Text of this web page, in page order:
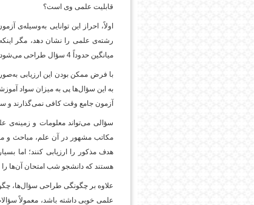
امروز
قابلیت علمی وی است؟
اولاً، احراز این توانایی
رشته‌ی علمی را نشان دهد، مگر
میانگین حدوداً 4 سؤال طراحی می‌شود (البته بیشتر از این نه میسر است و نه درست).
با فرض ممکن بودن این ارزیابی
به این سؤال‌ها پی به میزان سواد
آزمون جامع وقت کافی نمی‌گذارند و
سؤالی می‌تواند معلومات و زمینه‌ی
مکاتب مشهور در آن علم، مباحث و
هدف مذکور را ارزیابی کنند؛ اما
هستند که دانشجو شب امتحان آن‌ها را
علاوه بر چگونگی طراحی سؤال‌ها،
علمی خوبی داشته باشد، معمولاً